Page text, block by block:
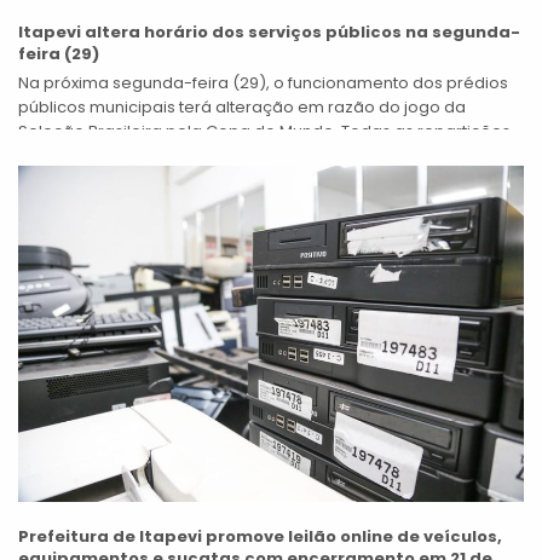
Itapevi altera horário dos serviços públicos na segunda-
feira (29)
Na próxima segunda-feira (29), o funcionamento dos prédios
públicos municipais terá alteração em razão do jogo da
Seleção Brasileira pela Copa do Mundo. Todas as repartições
Prefeitura de Itapevi promove leilão online de veículos,